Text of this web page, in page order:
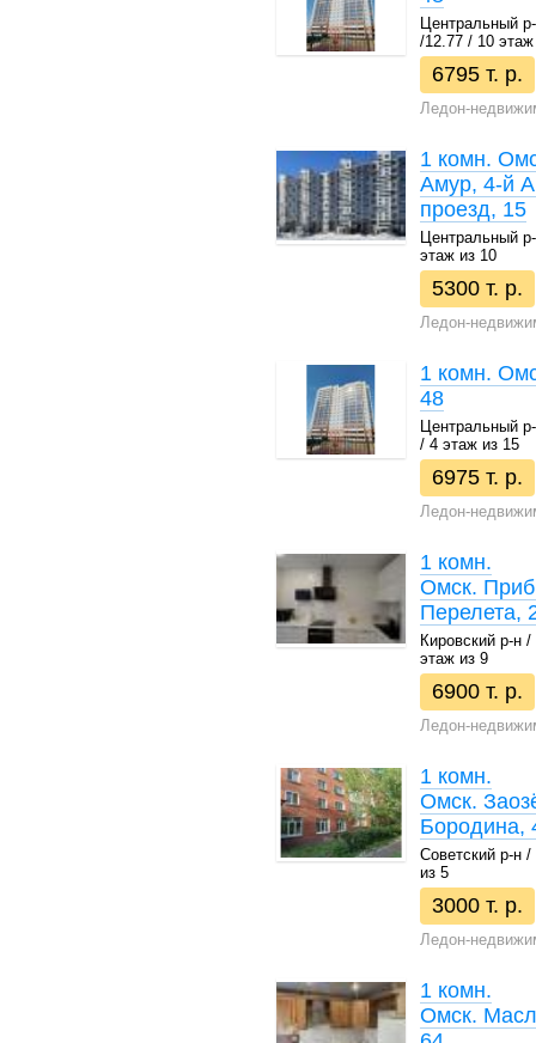
Центральный
/12.77 / 10 этаж
6795 т. р.
Ледон-
1 комн.
Амур, 4-й
проезд, 15
Центральный
этаж из 10
5300 т. р.
Ледон-
1 комн.
48
Центральный
/ 4 этаж из 15
6975 т. р.
Ледон-
1 комн.
Омск.
Перелета,
Кировский р-н
этаж из 9
6900 т. р.
Ледон-
1 комн.
Омск.
Бородина,
Советский р-н
из 5
3000 т. р.
Ледон-
1 комн.
Омск.